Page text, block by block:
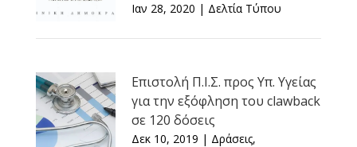
Ιαν 28, 2020 | Δελτία Τύπου
Επιστολή Π.Ι.Σ. προς Υπ. Υγείας
για την εξόφληση του clawback
σε 120 δόσεις
Δεκ 10, 2019 | Δράσεις,